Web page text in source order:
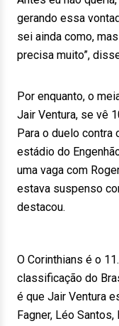
gerando essa
sei ainda como,
precisa muito”,
Por enquanto, o
Jair Ventura, se vê
Para o duelo contra
estádio do
uma vaga com
estava suspenso
destacou.
O Corinthians é o
classificação do
é que Jair Ventura
Fagner, Léo